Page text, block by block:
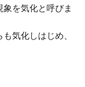
を気化と呼びま
気化しはじめ、